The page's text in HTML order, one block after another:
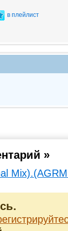
в плейлист
»